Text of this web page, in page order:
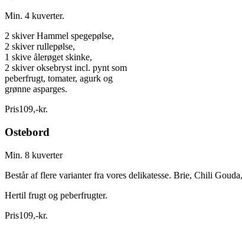
Min. 4 kuverter.
2 skiver Hammel spegepølse,
2 skiver rullepølse,
1 skive ålerøget skinke,
2 skiver oksebryst incl. pynt som
peberfrugt, tomater, agurk og
grønne asparges.
Pris109,-kr.
Ostebord
Min. 8 kuverter
Består af flere varianter fra vores delikatesse. Brie, Chili
Hertil frugt og peberfrugter.
Pris109,-kr.